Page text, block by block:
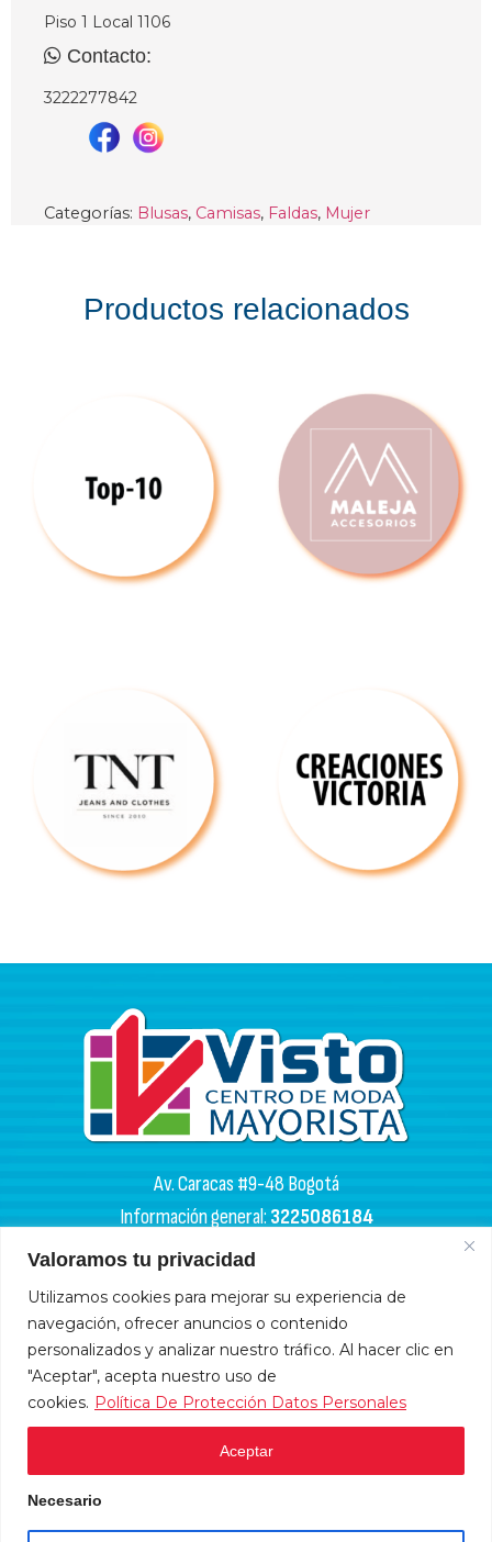
Valoramos tu privacidad
Utilizamos cookies para mejorar su experiencia de
navegación, ofrecer anuncios o contenido
personalizados y analizar nuestro tráfico. Al hacer clic en
"Aceptar", acepta nuestro uso de
cookies. Política De Protección Datos Personales
Aceptar
Necesario
Piso 1 Local 1106
Contacto:
3222277842
Categorías: Blusas, Camisas, Faldas, Mujer
Productos relacionados
Av. Caracas #9-48 Bogotá
Información general:3225086184
PQR:3102133050
HORARIOS DE APERTURA
Miércoles y sábados: 4:00 a. m. - 6:00 p. m.
Lunes, martes, jueves y viernes: 9:00 a. m. - 6:00 p. m.
Domingos y festivos: 10:00 a. m. - 5:00 p .m.
HORARIOS DE ADMINISTRACIÓN